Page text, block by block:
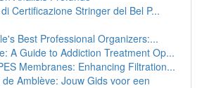
Certificazione Stringer del Bel P...
Best Professional Organizers:...
A Guide to Addiction Treatment Op...
Membranes: Enhancing Filtration...
Amblève: Jouw Gids voor een